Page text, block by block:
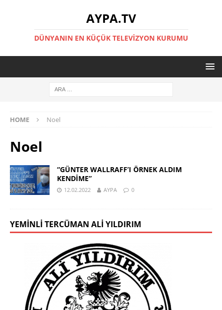
AYPA.TV
DÜNYANIN EN KÜÇÜK TELEVIZYON KURUMU
HOME Noel
Noel
“GÜNTER WALLRAFF’I ÖRNEK ALDIM
KENDİME”
12.02.2022 AYPA 0
YEMINLI TERCÜMAN ALI YILDIRIM